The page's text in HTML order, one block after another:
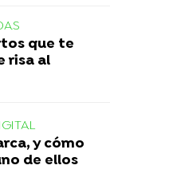
que te
risa al
y cómo
de ellos